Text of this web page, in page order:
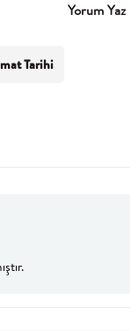
Yorum Yaz
Tarihi